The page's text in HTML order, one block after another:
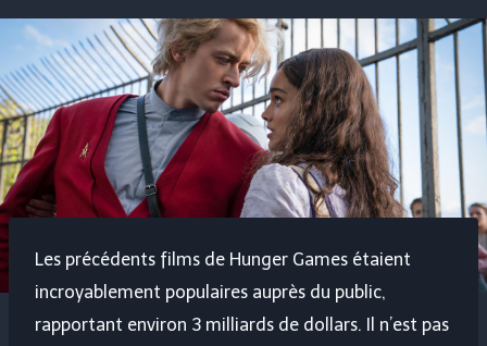
Les précédents films de Hunger Games étaient
incroyablement populaires auprès du public,
rapportant environ 3 milliards de dollars. Il n’est pas